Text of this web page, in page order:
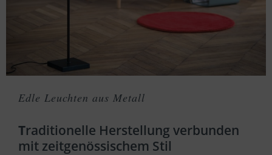
Edle Leuchten aus Metall
Traditionelle Herstellung verbunden
mit zeitgenössischem Stil